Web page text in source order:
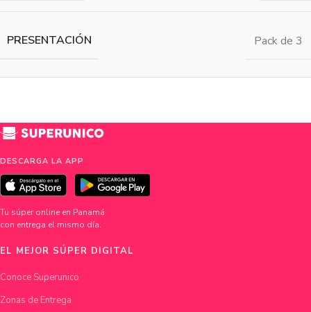
PRESENTACIÓN Pack de 3
DESCARGA LA APP
Tu súper online en Panamá
con entrega el mismo día.
EL MEJOR SÚPER DIGITAL
Conoce Superunico
Zonas de Entrega